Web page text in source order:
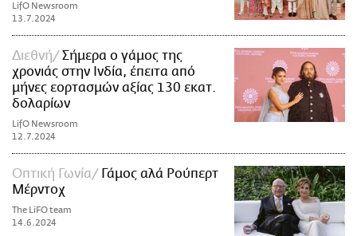
LifO Newsroom
13.7.2024
Διεθνή
Σήμερα ο γάμος της
χρονιάς στην Ινδία, έπειτα από
μήνες εορτασμών αξίας 130 εκατ.
δολαρίων
LifO Newsroom
12.7.2024
Οπτική Γωνία
Γάμος αλά Ρούπερτ
Μέρντοχ
The LiFO team
14.6.2024